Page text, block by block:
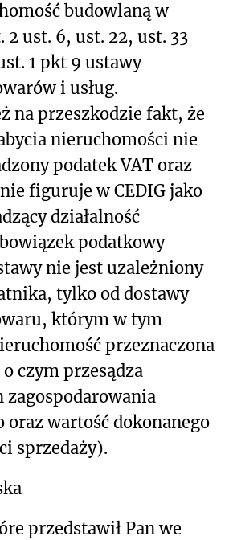
budowlaną w
ust. 6, ust. 22, ust. 33
1 pkt 9 ustawy
i usług.
na przeszkodzie fakt, że
nieruchomości nie
podatek VAT oraz
figuruje w CEDIG jako
działalność
podatkowy
nie jest uzależniony
tylko od dostawy
którym w tym
przeznaczona
czym przesądza
zagospodarowania
oraz wartość dokonanego
sprzedaży).
przedstawił Pan we